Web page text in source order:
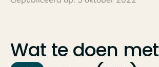
Wat te doen met